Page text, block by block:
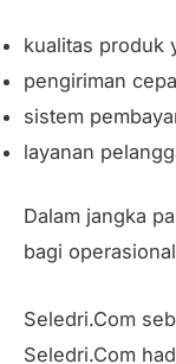
kualitas produk
pengiriman
sistem
layanan
Dalam jangka
bagi
Seledri.Com
Seledri.Com